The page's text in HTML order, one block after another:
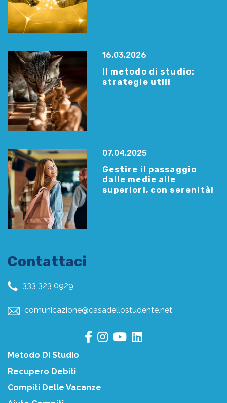
16.03.2026
Il metodo di studio:
strategie utili
07.04.2025
Gestire il passaggio
dalle medie alle
superiori, con serenità!
Contattaci
333 323 0929
comunicazione@casadellostudente.net
Metodo Di Studio
Recupero Debiti
Compiti Delle Vacanze